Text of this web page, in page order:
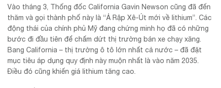
Vào tháng 3, Thống đốc California Gavin Newson cũng đã đến
thăm và gọi thành phố này là “Ả Rập Xê-Út mới về lithium”. Các
động thái của chính phủ Mỹ đang chứng minh họ đã có những
bước đi đầu tiên để chấm dứt thị trường bán xe chạy xăng.
Bang California – thị trường ô tô lớn nhất cả nước – đã đặt
mục tiêu áp dụng quy định này muộn nhất là vào năm 2035.
Điều đó cũng khiến giá lithium tăng cao.